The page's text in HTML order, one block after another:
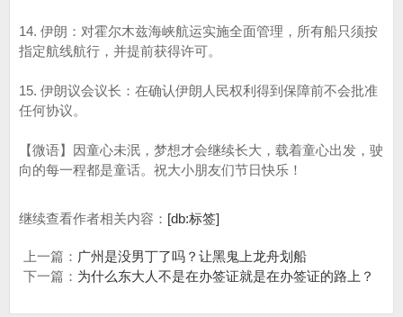
14. 伊朗：对霍尔木兹海峡航运实施全面管理，所有船只须按
指定航线航行，并提前获得许可。
15. 伊朗议会议长：在确认伊朗人民权利得到保障前不会批准
任何协议。
【微语】因童心未泯，梦想才会继续长大，载着童心出发，驶
向的每一程都是童话。祝大小朋友们节日快乐！
继续查看作者相关内容： [db:标签]
上一篇： 广州是没男丁了吗？让黑鬼上龙舟划船
下一篇： 为什么东大人不是在办签证就是在办签证的路上？